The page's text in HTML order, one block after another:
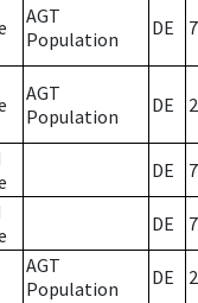
AGT
Population
DE 7
AGT
Population
DE 2
DE 7
DE 7
AGT
Population
DE 2